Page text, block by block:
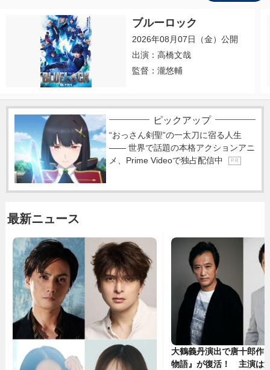
ブルーロック
2026年08月07日（金）公開
出演：高橋文哉
監督：瀧悠輔
ピックアップ
“おっさん剣聖”の一太刀に宿る人生
―― 世界で話題の本格アクションアニ
メ、Prime Videoで独占配信中
P R
最新ニュース
大鶴義丹演出で唐十郎作
物語』が復活！ 主演は